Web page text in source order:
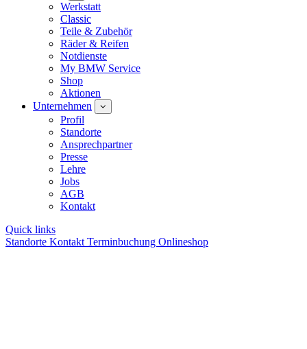
Werkstatt
Classic
Teile & Zubehör
Räder & Reifen
Notdienste
My BMW Service
Shop
Aktionen
Unternehmen
Profil
Standorte
Ansprechpartner
Presse
Lehre
Jobs
AGB
Kontakt
Quick links
Standorte Kontakt Terminbuchung Onlineshop